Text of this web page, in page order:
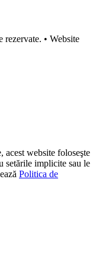
rezervate. • Website
acest website foloseşte
setările implicite sau le
Politica de